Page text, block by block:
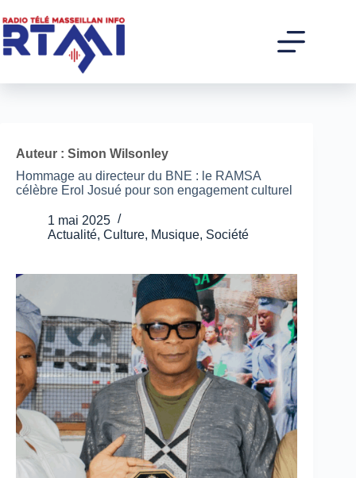
au
contenu
Auteur : Simon Wilsonley
Hommage au directeur du BNE : le RAMSA
célèbre Erol Josué pour son engagement culturel
1 mai 2025
Actualité, Culture, Musique, Société